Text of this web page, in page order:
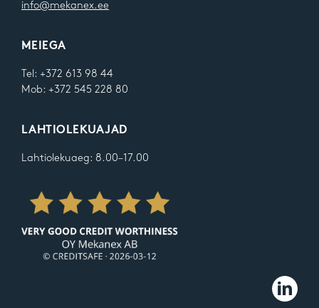
info@mekanex.ee
MEIEGA
Tel: +372 613 98 44
Mob: +372 545 228 80
LAHTIOLEKUAJAD
Lahtiolekuaeg: 8.00–17.00